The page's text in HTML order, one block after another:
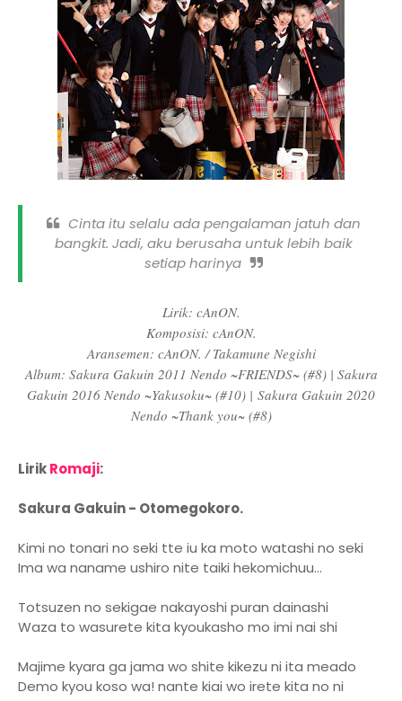
Cinta itu selalu ada pengalaman jatuh dan
bangkit. Jadi, aku berusaha untuk lebih baik
setiap harinya
Lirik: cAnON.
Komposisi: cAnON.
Aransemen: cAnON. / Takamune Negishi
Album: Sakura Gakuin 2011 Nendo ~FRIENDS~ (#8) | Sakura
Gakuin 2016 Nendo ~Yakusoku~ (#10) | Sakura Gakuin 2020
Nendo ~Thank you~ (#8)
LirikRomaji:
Sakura Gakuin - Otomegokoro.
Kimi no tonari no seki tte iu ka moto watashi no seki
Ima wa naname ushiro nite taiki hekomichuu…
Totsuzen no sekigae nakayoshi puran dainashi
Waza to wasurete kita kyoukasho mo imi nai shi
Majime kyara ga jama wo shite kikezu ni ita meado
Demo kyou koso wa! nante kiai wo irete kita no ni